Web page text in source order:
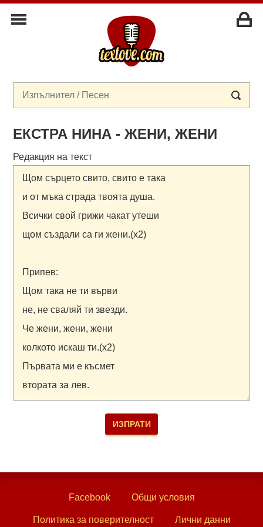
ЕКСТРА НИНА - ЖЕНИ, ЖЕНИ
Редакция на текст
Facebook Общи условия
Политика за поверителност Лични данни